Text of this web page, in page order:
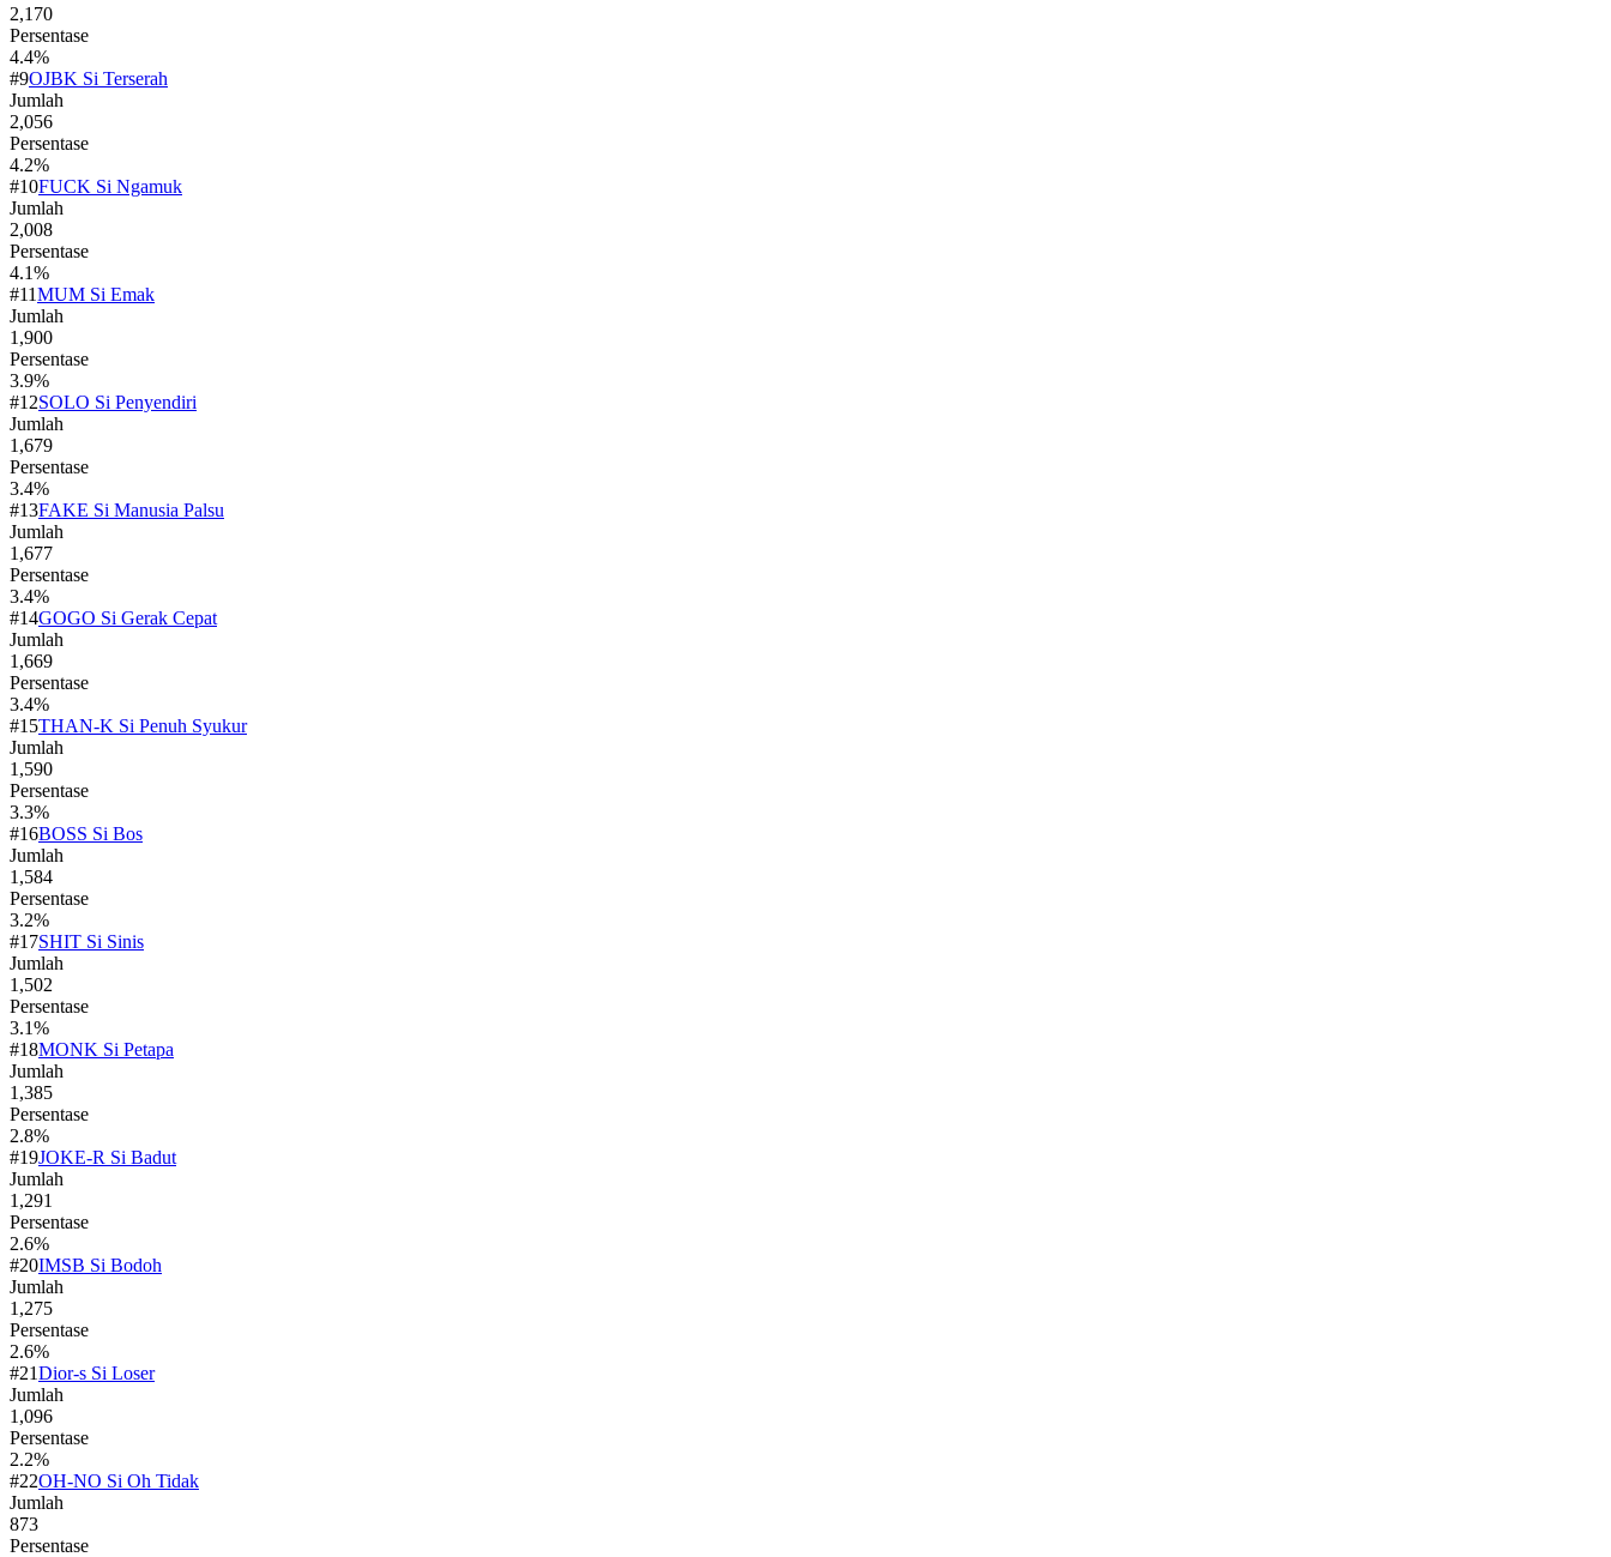
2,170
Persentase
4.4%
#9OJBK Si Terserah
Jumlah
2,056
Persentase
4.2%
#10FUCK Si Ngamuk
Jumlah
2,008
Persentase
4.1%
#11MUM Si Emak
Jumlah
1,900
Persentase
3.9%
#12SOLO Si Penyendiri
Jumlah
1,679
Persentase
3.4%
#13FAKE Si Manusia Palsu
Jumlah
1,677
Persentase
3.4%
#14GOGO Si Gerak Cepat
Jumlah
1,669
Persentase
3.4%
#15THAN-K Si Penuh Syukur
Jumlah
1,590
Persentase
3.3%
#16BOSS Si Bos
Jumlah
1,584
Persentase
3.2%
#17SHIT Si Sinis
Jumlah
1,502
Persentase
3.1%
#18MONK Si Petapa
Jumlah
1,385
Persentase
2.8%
#19JOKE-R Si Badut
Jumlah
1,291
Persentase
2.6%
#20IMSB Si Bodoh
Jumlah
1,275
Persentase
2.6%
#21Dior-s Si Loser
Jumlah
1,096
Persentase
2.2%
#22OH-NO Si Oh Tidak
Jumlah
873
Persentase